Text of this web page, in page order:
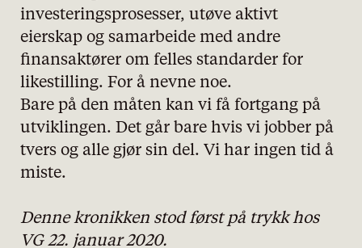
investeringsprosesser, utøve aktivt
eierskap og samarbeide med andre
finansaktører om felles standarder for
likestilling. For å nevne noe.
Bare på den måten kan vi få fortgang på
utviklingen. Det går bare hvis vi jobber på
tvers og alle gjør sin del. Vi har ingen tid å
miste.
Denne kronikken stod først på trykk hos
VG 22. januar 2020.